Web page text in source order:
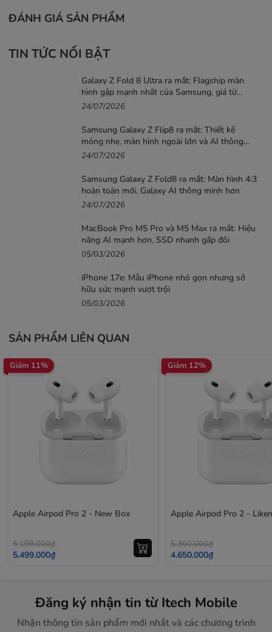
ĐÁNH GIÁ SẢN PHẨM
TIN TỨC NỔI BẬT
Galaxy Z Fold 8 Ultra ra mắt: Flagship màn
hình gập mạnh nhất của Samsung, giá từ
52,99 triệu đồng
24/07/2026
Samsung Galaxy Z Flip8 ra mắt: Thiết kế
mỏng nhẹ, màn hình ngoài lớn và AI thông
minh hơn
24/07/2026
Samsung Galaxy Z Fold8 ra mắt: Màn hình 4:3
hoàn toàn mới, Galaxy AI thông minh hơn
24/07/2026
MacBook Pro M5 Pro và M5 Max ra mắt: Hiệu
năng AI mạnh hơn, SSD nhanh gấp đôi
05/03/2026
iPhone 17e: Mẫu iPhone nhỏ gọn nhưng sở
hữu sức mạnh vượt trội
05/03/2026
SẢN PHẨM LIÊN QUAN
Giảm 11%
Apple Airpod Pro 2 - New Box
6.199.000₫
5.499.000₫
Giảm 12%
Apple Airpod Pro 2 -
5.300.000₫
4.650.000₫
Đăng ký nhận tin từ Itech Mobile
Nhận thông tin sản phẩm mới nhất và các chương trình